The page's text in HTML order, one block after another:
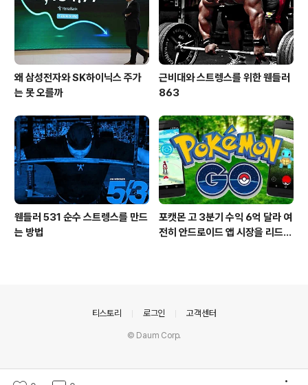
왜 삼성전자와 SK하이닉스 주가
는 못 오를까
근비대와 스트렝스를 위한 웬들러
863
웬들러 531 순수 스트렝스를 만드
는 방법
포캣몬 고 3분기 수익 6억 달라 여
전히 안드로이드 앱 시장을 리드
티스토리 로그인 고객센터
© Daum Corp.